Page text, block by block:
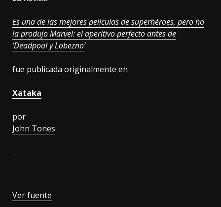
Es una de las mejores películas de superhéroes, pero no
la produjo Marvel: el aperitivo perfecto antes de
‘Deadpool y Lobezno’
fue publicada originalmente en
Xataka
por
John Tones
.
Ver fuente